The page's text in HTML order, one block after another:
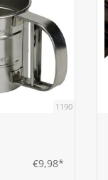
1190
€9,98*